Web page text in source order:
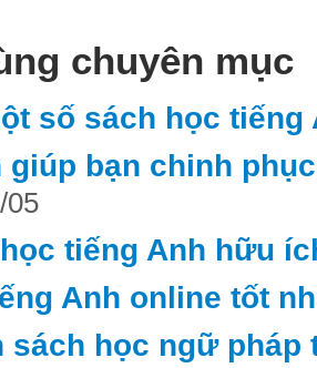
chuyên mục
số sách học tiếng
giúp bạn chinh
05
tiếng Anh hữu
Anh online tốt
sách học ngữ pháp